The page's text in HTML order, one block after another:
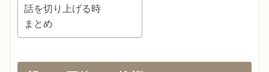
話を切り上げる時
まとめ